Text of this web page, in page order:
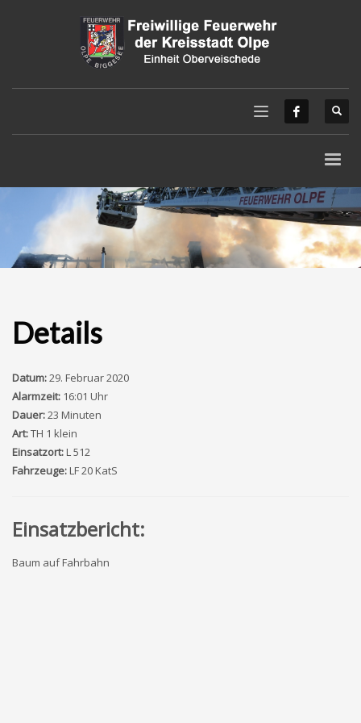
Details
Datum:29. Februar 2020
Alarmzeit: 16:01 Uhr
Dauer:23 Minuten
Art:TH 1 klein
Einsatzort:L 512
Fahrzeuge:LF 20 KatS
Einsatzbericht:
Baum auf Fahrbahn